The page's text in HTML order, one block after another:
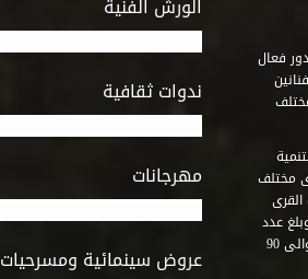
الورش الفنية
ندوات ثقافية
مهرجانات
عروض سينمائية ومسرحيات
منذ إنشائه عام 1989 أن يقوم بدور فعال
مختلف
عدد
المكتبات التى أنشأها الصندوق فى أماكن لم يكن من المتصور إقامة مثل هذه المكتبات بها حوالى 90